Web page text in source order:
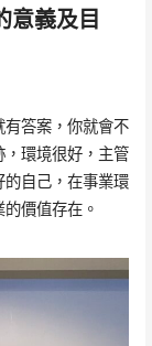
意義及目
答案，你就會不
環境很好，主管
自己，在事業環
價值存在。